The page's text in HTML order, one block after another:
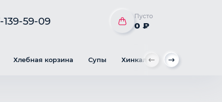
139-59-09 Пусто
0 ₽
Хлебная корзина Супы Хинкал Горячие блюда